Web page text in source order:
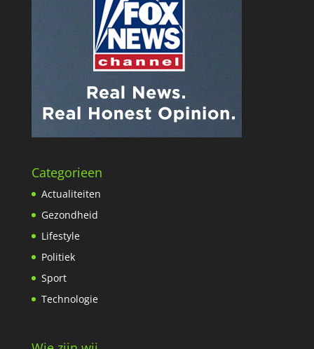
Categorieen
Actualiteiten
Gezondheid
Lifestyle
Politiek
Sport
Technologie